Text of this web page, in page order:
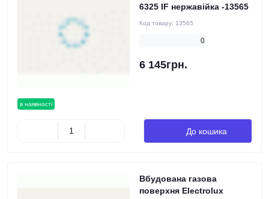
в наявності
6325 IF нержавійка -13565
Код товару: 13565
0
6 145грн.
До кошика
Вбудована газова
поверхня Electrolux